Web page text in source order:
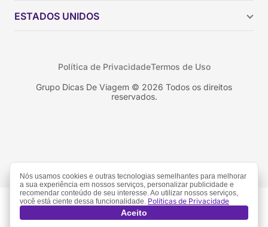
Colômbia
ESTADOS UNIDOS
Nova York
Grupo Dicas De Viagem © 2026 Todos os direitos
reservados.
Política de PrivacidadeTermos de Uso
Nós usamos cookies e outras tecnologias semelhantes para melhorar
a sua experiência em nossos serviços, personalizar publicidade e
recomendar conteúdo de seu interesse. Ao utilizar nossos serviços,
você está ciente dessa funcionalidade. Políticas de Privacidade
Aceito